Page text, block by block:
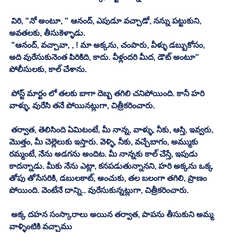
అవతలకు, తీసుకెళ్ళాడు.
అది వురేసుకునెంత పిరికిది, కాదు. వీళ్లందరి మీద, డౌట్ అంటూ"
పోలీసులకు, కాల్ చేశాను.
వాళ్ళు, వురేసి తనే పోయినట్లుగా, చిత్రీకరించారు.
మొత్తం, మీ చెల్లెలుకు ఇస్తారు. వెళ్ళి, నీకు, వచ్చేబాగం, అమ్ముకు
రమ్మంటే, నేను అడగను అందిట. మీ నాన్నకు కాల్ చేస్తే, ఇపుడు
కాదన్నాడు. మీకు నేను ఎట్లా, కనపడుతున్నానని, హరి అక్కను ఒక్క
తోపు తోసేసరికి, డబులకాట్, అంచుకు, తల బలంగా తగిలి, ప్రాణం
పోయింది. వెంటేనే దాన్ని.. వురేసుకున్నట్లుగా, చిత్రీకరించారు.
వాళ్ళింటికి వచ్చాము